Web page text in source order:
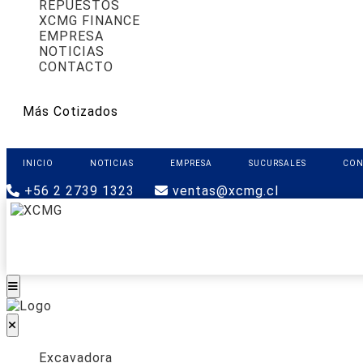
REPUESTOS
XCMG FINANCE
EMPRESA
NOTICIAS
CONTACTO
Más Cotizados
INICIO NOTICIAS EMPRESA SUCURSALES
+56 2 2739 1323 ventas@xcmg.cl
Excavadora